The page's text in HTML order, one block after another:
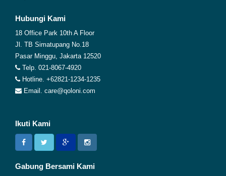
Hubungi Kami
18 Office Park 10th A Floor
Jl. TB Simatupang No.18
Pasar Minggu, Jakarta 12520
Telp. 021-8067-4920
Hotline. +62821-1234-1235
Email. care@qoloni.com
Ikuti Kami
Gabung Bersami Kami